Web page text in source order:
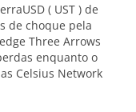
( UST ) de
de choque pela
Three Arrows
enquanto o
Celsius Network